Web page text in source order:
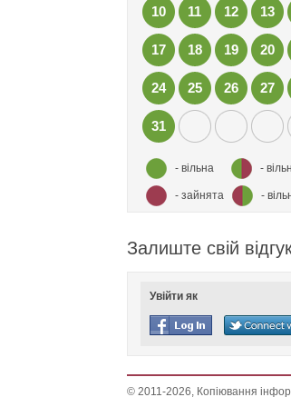
10 11 12 13
17 18 19 20
24 25 26 27
31
- вільна -
- зайнята -
Залиште свій
Увійти як
© 2011-2026, Копіювання